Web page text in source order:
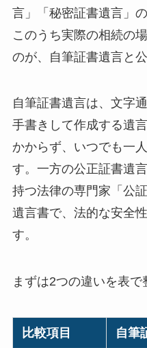
言」「秘密証書遺言」
このうち実際の相続の
のが、自筆証書遺言と
自筆証書遺言は、文字
手書きして作成する遺
かからず、いつでも一
す。一方の公正証書遺
持つ法律の専門家「公
遺言書で、法的な安全
す。
まずは2つの違いを表で
比較項目 自筆